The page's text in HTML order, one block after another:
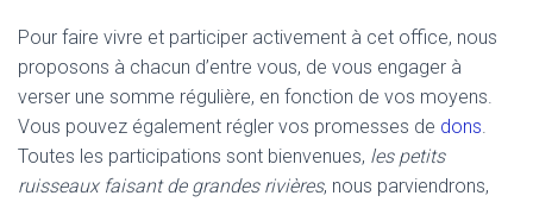
Pour faire vivre et participer activement à cet office, nous
proposons à chacun d’entre vous, de vous engager à
verser une somme régulière, en fonction de vos moyens.
Vous pouvez également régler vos promesses de dons.
Toutes les participations sont bienvenues, les petits
ruisseaux faisant de grandes rivières, nous parviendrons,